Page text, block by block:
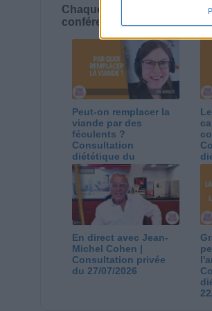
Chaque semaine, posez
conférences avec Jean-
Peut-on remplacer la
viande par des
féculents ?
Consultation
diététique du
05/08/2026
En direct avec Jean-
Michel Cohen |
Consultation privée
du 27/07/2026